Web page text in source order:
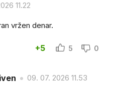
11.22
vržen denar.
+5 5 0
09. 07. 2026 11.53